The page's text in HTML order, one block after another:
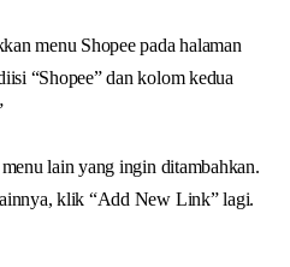
menu Shopee pada halaman
“Shopee” dan kolom kedua
lain yang ingin ditambahkan.
klik “Add New Link” lagi.